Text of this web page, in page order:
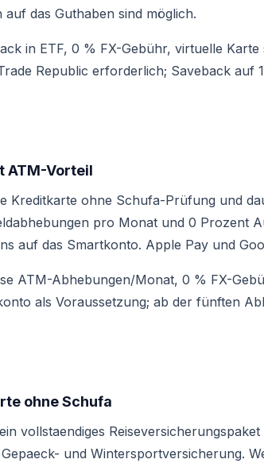
das Guthaben sind möglich.
in ETF, 0 % FX-Gebühr, virtuelle
Republic erforderlich; Saveback auf
ATM-Vorteil
Kreditkarte ohne Schufa-Prüfung und
pro Monat und 0 Prozent
auf das Smartkonto. Apple Pay und
ATM-Abhebungen/Monat, 0 % FX-
als Voraussetzung; ab der fünften
ohne Schufa
vollstaendiges Reiseversicherungspaket
und Wintersportversicherung.